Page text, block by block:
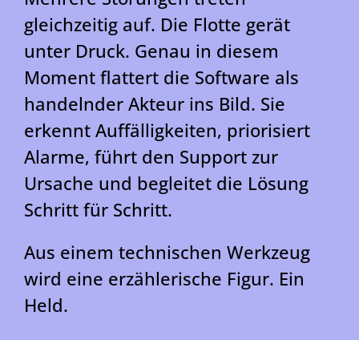
gleichzeitig auf. Die Flotte gerät
unter Druck. Genau in diesem
Moment flattert die Software als
handelnder Akteur ins Bild. Sie
erkennt Auffälligkeiten, priorisiert
Alarme, führt den Support zur
Ursache und begleitet die Lösung
Schritt für Schritt.
Aus einem technischen Werkzeug
wird eine erzählerische Figur. Ein
Held.